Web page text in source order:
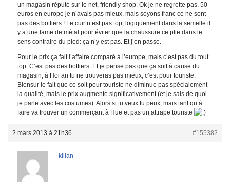
un magasin réputé sur le net, friendly shop. Ok je ne regrette pas, 50
euros en europe je n’avais pas mieux, mais soyons franc ce ne sont
pas des bottiers ! Le cuir n’est pas top, logiquement dans la semelle il
y a une lame de métal pour éviter que la chaussure ce plie dans le
sens contraire du pied: ça n’y est pas. Et j’en passe.
Pour le prix ça fait l’affaire comparé à l’europe, mais c’est pas du tout
top. C’est pas des bottiers. Et je pense pas que ça soit à cause du
magasin, à Hoi an tu ne trouveras pas mieux, c’est pour touriste.
Biensur le fait que ce soit pour touriste ne diminue pas spécialement
la qualité, mais le prix augmente significativement (et je sais de quoi
je parle avec les costumes). Alors si tu veux tu peux, mais tant qu’à
faire va trouver un commerçant à Hue et pas un attrape touriste
2 mars 2013 à 21h36 #155382
kilian